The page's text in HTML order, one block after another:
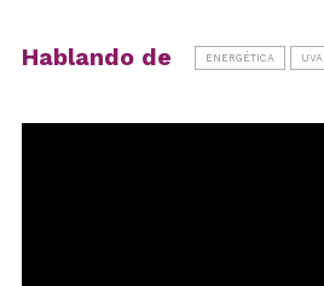
Hablando de ENERGÉTICA UVA